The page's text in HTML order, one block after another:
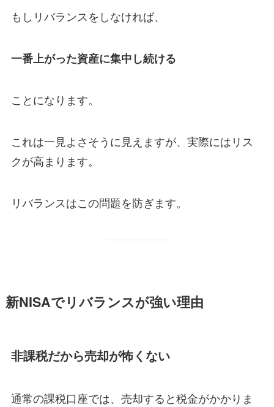
もしリバランスをしなければ、
一番上がった資産に集中し続ける
ことになります。
これは一見よさそうに見えますが、実際にはリス
クが高まります。
リバランスはこの問題を防ぎます。
新NISAでリバランスが強い理由
非課税だから売却が怖くない
通常の課税口座では、売却すると税金がかかりま